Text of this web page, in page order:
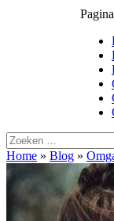
Home » Blog »